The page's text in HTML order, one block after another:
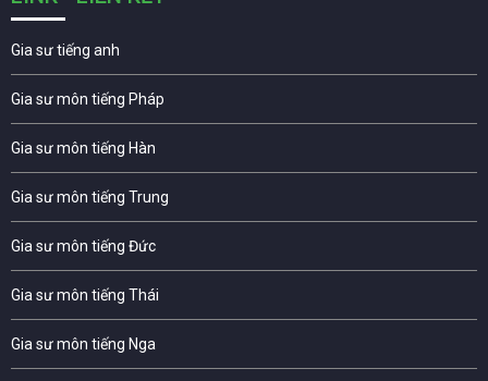
Gia sư tiếng anh
Gia sư môn tiếng Pháp
Gia sư môn tiếng Hàn
Gia sư môn tiếng Trung
Gia sư môn tiếng Đức
Gia sư môn tiếng Thái
Gia sư môn tiếng Nga